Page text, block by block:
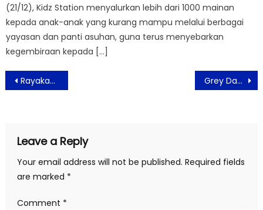
(21/12), Kidz Station menyalurkan lebih dari 1000 mainan
kepada anak-anak yang kurang mampu melalui berbagai
yayasan dan panti asuhan, guna terus menyebarkan
kegembiraan kepada […]
Post
navigation
Rayakan HUT Ke-9, Hotel ASTON Priority Simatupang Bagikan Donasi 9 Juta, Ratusan Coklat, Hingga Menginap Gratis Grey Days 2024, New Balance Ajak Ekspresikan Warna Ikonik Abu-abu
Leave a Reply
Your email address will not be published. Required fields
are marked *
Comment *